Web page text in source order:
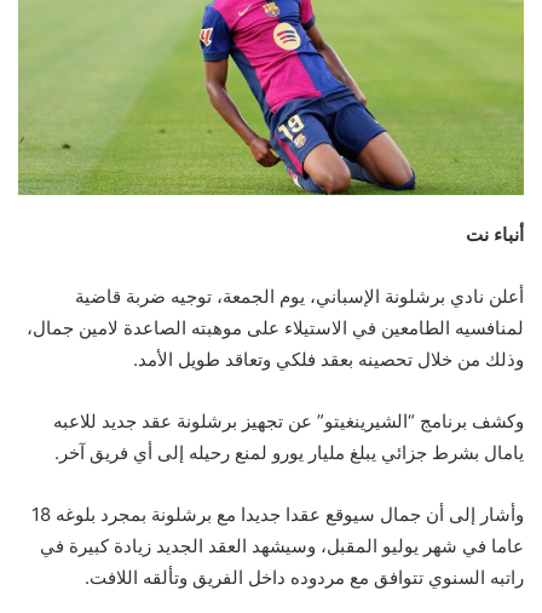
أنباء نت
أعلن نادي برشلونة الإسباني، يوم الجمعة، توجيه ضربة قاضية
لمنافسيه الطامعين في الاستيلاء على موهبته الصاعدة لامين جمال،
وذلك من خلال تحصينه بعقد فلكي وتعاقد طويل الأمد.
وكشف برنامج “الشيرينغيتو” عن تجهيز برشلونة عقد جديد للاعبه
يامال بشرط جزائي يبلغ مليار يورو لمنع رحيله إلى أي فريق آخر.
وأشار إلى أن جمال سيوقع عقدا جديدا مع برشلونة بمجرد بلوغه 18
عاما في شهر يوليو المقبل، وسيشهد العقد الجديد زيادة كبيرة في
راتبه السنوي تتوافق مع مردوده داخل الفريق وتألقه اللافت.